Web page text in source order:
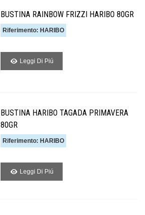
BUSTINA RAINBOW FRIZZI HARIBO 80GR
Riferimento: HARIBO
Leggi Di Piú
BUSTINA HARIBO TAGADA PRIMAVERA
80GR
Riferimento: HARIBO
Leggi Di Piú